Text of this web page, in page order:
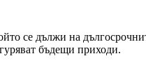
се дължи на
бъдещи приходи.